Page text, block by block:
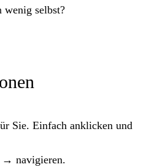
wenig selbst?
Sie. Einfach anklicken und
→ navigieren.